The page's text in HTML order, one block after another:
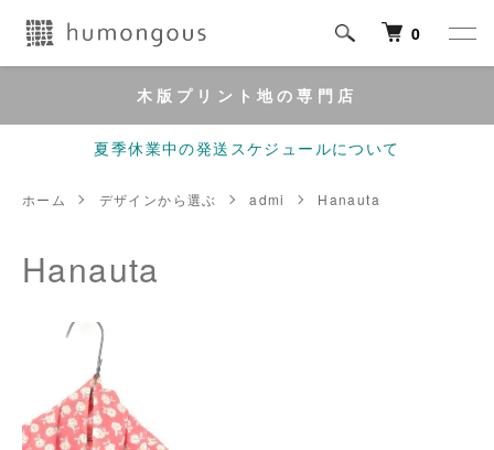
0
木版プリント地の専門店
夏季休業中の発送スケジュールについて
ホーム デザインから選ぶ admi Hanauta
Hanauta